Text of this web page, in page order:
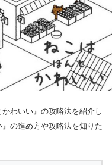
わいい』の攻略法を紹介し
の進め方や攻略法を知りた